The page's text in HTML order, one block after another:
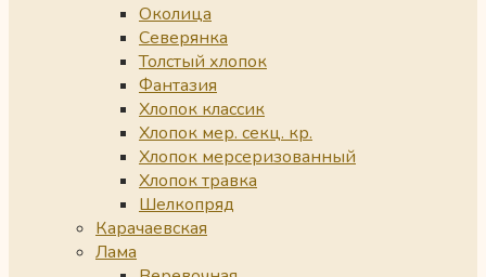
Околица
Северянка
Толстый хлопок
Фантазия
Хлопок классик
Хлопок мер. секц. кр.
Хлопок мерсеризованный
Хлопок травка
Шелкопряд
Карачаевская
Лама